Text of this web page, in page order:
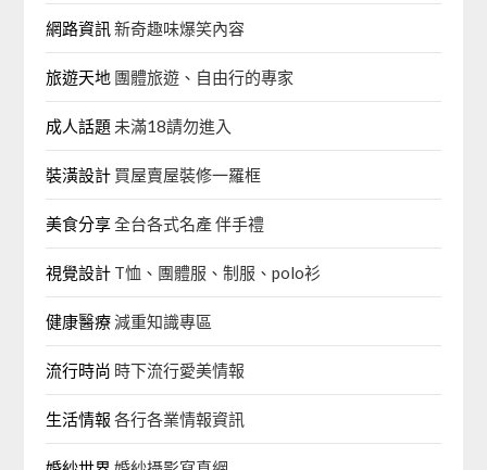
網路資訊 新奇趣味爆笑內容
旅遊天地 團體旅遊、自由行的專家‎
成人話題 未滿18請勿進入
裝潢設計 買屋賣屋裝修一羅框
美食分享全台各式名產 伴手禮
視覺設計 T恤、團體服、制服、polo衫
健康醫療減重知識專區
流行時尚 時下流行愛美情報
生活情報 各行各業情報資訊